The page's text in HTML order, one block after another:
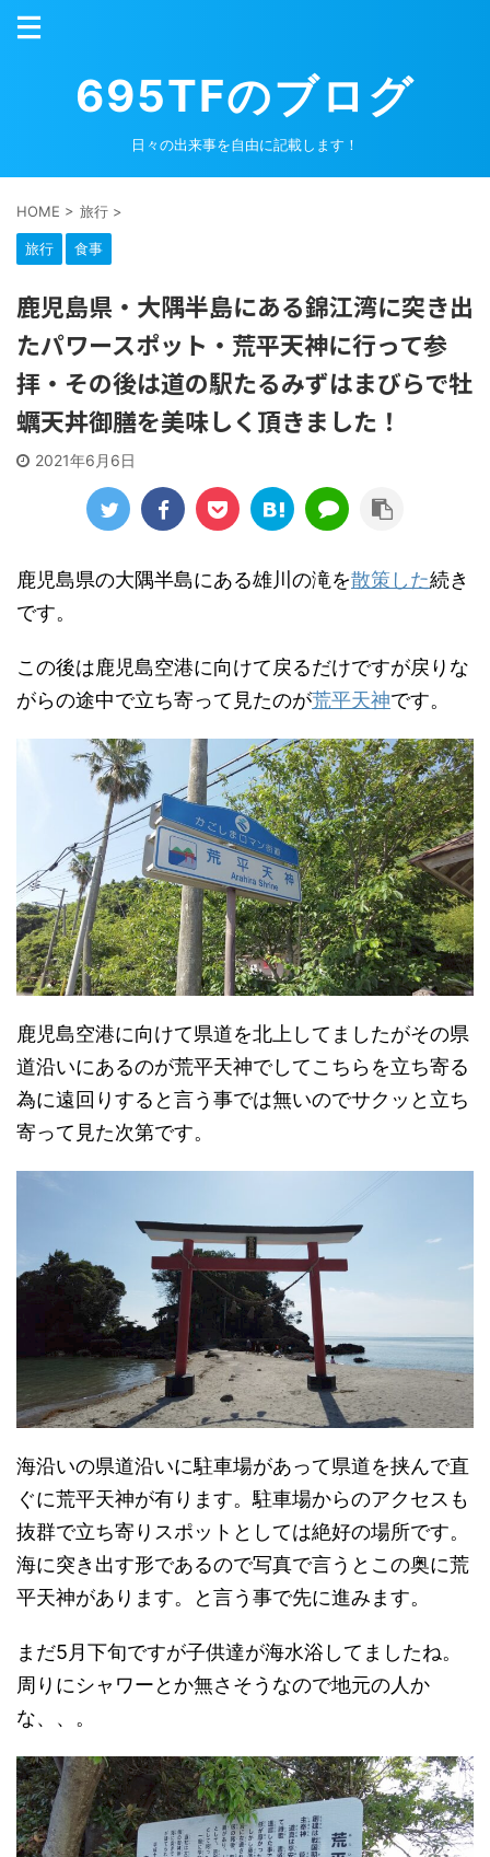
695TFのブログ
日々の出来事を自由に記載します！
HOME > 旅行 >
旅行 食事
鹿児島県・大隅半島にある錦江湾に突き出
たパワースポット・荒平天神に行って参
拝・その後は道の駅たるみずはまびらで牡
蠣天丼御膳を美味しく頂きました！
2021年6月6日
鹿児島県の大隅半島にある雄川の滝を散策した続き
です。
この後は鹿児島空港に向けて戻るだけですが戻りな
がらの途中で立ち寄って見たのが荒平天神です。
鹿児島空港に向けて県道を北上してましたがその県
道沿いにあるのが荒平天神でしてこちらを立ち寄る
為に遠回りすると言う事では無いのでサクッと立ち
寄って見た次第です。
海沿いの県道沿いに駐車場があって県道を挟んで直
ぐに荒平天神が有ります。駐車場からのアクセスも
抜群で立ち寄りスポットとしては絶好の場所です。
海に突き出す形であるので写真で言うとこの奥に荒
平天神があります。と言う事で先に進みます。
まだ5月下旬ですが子供達が海水浴してましたね。
周りにシャワーとか無さそうなので地元の人か
な、、。